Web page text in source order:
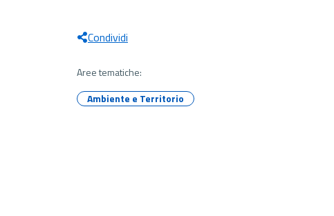
Condividi
Aree tematiche:
Ambiente e Territorio